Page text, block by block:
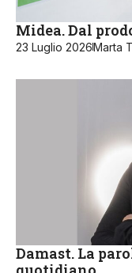
Midea. Dal
23 Luglio 2026Marta
Damast. La